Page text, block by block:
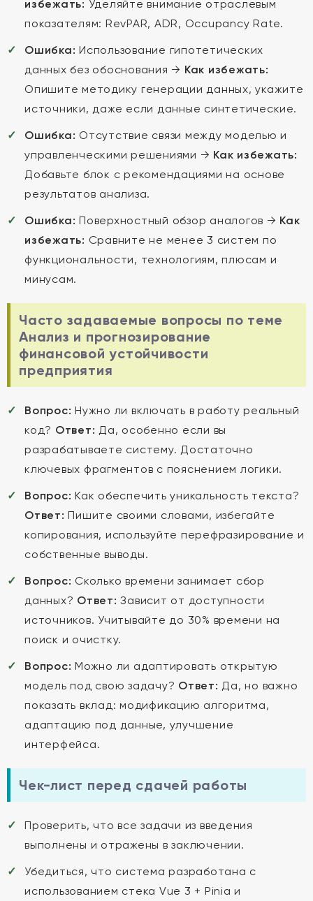
избежать: Уделяйте внимание отраслевым
показателям: RevPAR, ADR, Occupancy Rate.
Ошибка: Использование гипотетических
данных без обоснования → Как избежать:
Опишите методику генерации данных, укажите
источники, даже если данные синтетические.
Ошибка: Отсутствие связи между моделью и
управленческими решениями → Как избежать:
Добавьте блок с рекомендациями на основе
результатов анализа.
Ошибка: Поверхностный обзор аналогов → Как
избежать: Сравните не менее 3 систем по
функциональности, технологиям, плюсам и
минусам.
Часто задаваемые вопросы по теме
Анализ и прогнозирование
финансовой устойчивости
предприятия
Вопрос: Нужно ли включать в работу реальный
код? Ответ: Да, особенно если вы
разрабатываете систему. Достаточно
ключевых фрагментов с пояснением логики.
Вопрос: Как обеспечить уникальность текста?
Ответ: Пишите своими словами, избегайте
копирования, используйте перефразирование и
собственные выводы.
Вопрос: Сколько времени занимает сбор
данных? Ответ: Зависит от доступности
источников. Учитывайте до 30% времени на
поиск и очистку.
Вопрос: Можно ли адаптировать открытую
модель под свою задачу? Ответ: Да, но важно
показать вклад: модификацию алгоритма,
адаптацию под данные, улучшение
интерфейса.
Чек-лист перед сдачей работы
Проверить, что все задачи из введения
выполнены и отражены в заключении.
Убедиться, что система разработана с
использованием стека Vue 3 + Pinia и